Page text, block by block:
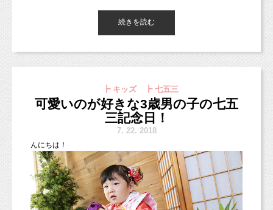
https://www.itsuaki.com/yoyaku/webreserve/menusel?str_id=829&stf_id
よ！）
大人気♡スマッシュケーキプラ
ン！
http://www.studiomilk.jp/news_dtl/entry/574
夏に楽しい思い出作りをしましょう！！
スマッシュケーキプラン
http://studiomilk.jp/news_dtl/entry/574
スマッシュケーキキャンペーン（9月末まで限定・ケーキの撮影
のみ）http://studiomilk.jp/news_dtl/entry/639
ご兄弟撮影や3歳と5歳、兄弟で七五三！というご家族さまもた
っくさんいます！
データコースと 台紙コース
おります。
データコースはだいたい70枚くらいのデータでお渡し、
台紙コースは30〜４0枚くらいのデータと六切り３面台紙（プリ
ント付き）1冊をお渡し。
（台紙は後日お渡しとなります。）
もちろんおうちプリントでも良いと思います。
ぜひ形に残してみてください！可愛さが増しますよ♡
こんな撮影してみたい、こんな感じの構図で撮ってみたい！など
など、
ご希望があればおしえてくださいね。
楽しい思い出を一緒に作りましょう☆
ママがペイント中、カメラが気になってたようなので、
持ち方を教えてあげたら上手に撮影していました！楽しんでくれ
お着物ではなく、スーツで撮影しました（＾＾）
こんな感じで兄弟フォトも撮影できちゃいますよ♪
す！
朝フォト！遅くなってしまってごめんなさい（＞＜；）
続きを読む
┣ キッズ ┣ 七五三
可愛いのが好きな3歳男の子の七五
三記念日！
7. 22. 2018
んにちは！